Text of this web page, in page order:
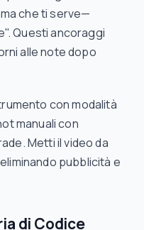
che ti serve—
Questi ancoraggi
alle note dopo
con modalità
manuali con
Metti il video da
pubblicità e
di Codice